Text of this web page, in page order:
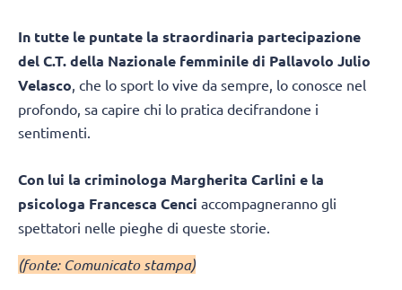
In tutte le puntate la straordinaria partecipazione
del C.T. della Nazionale femminile di Pallavolo Julio
Velasco, che lo sport lo vive da sempre, lo conosce nel
profondo, sa capire chi lo pratica decifrandone i
sentimenti.
Con lui la criminologa Margherita Carlini e la
psicologa Francesca Cenci accompagneranno gli
spettatori nelle pieghe di queste storie.
(fonte: Comunicato stampa)